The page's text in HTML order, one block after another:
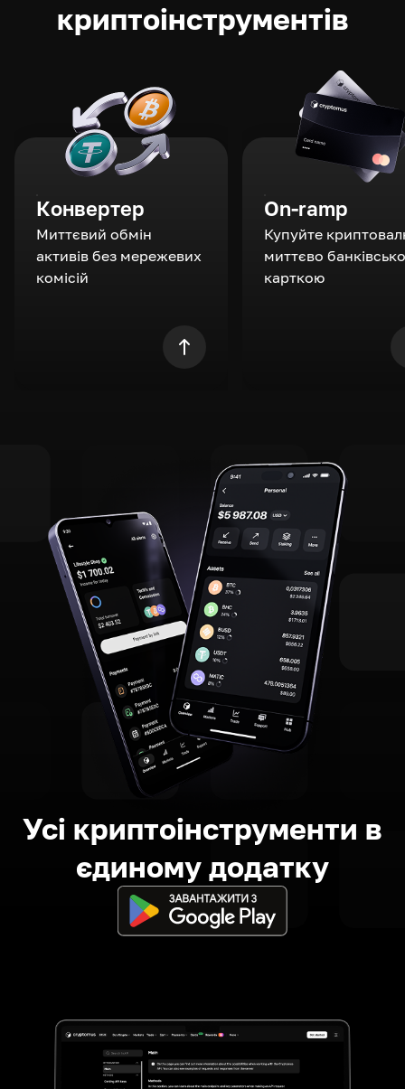
криптоінструментів
Конвертер
Миттєвий обмін
активів без мережевих
комісій
On-ramp
Купуйте
миттєво
карткою
Усі криптоінструменти в
єдиному додатку